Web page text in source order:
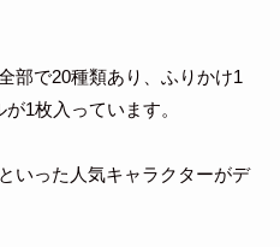
部で20種類あり、ふりかけ1
1枚入っています。
いった人気キャラクターがデ